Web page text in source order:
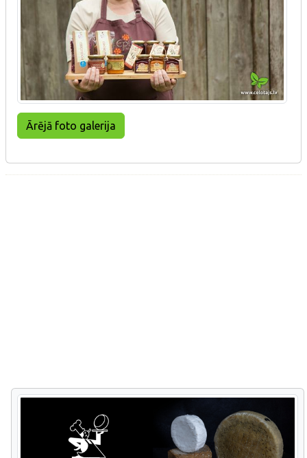
Ārējā foto galerija